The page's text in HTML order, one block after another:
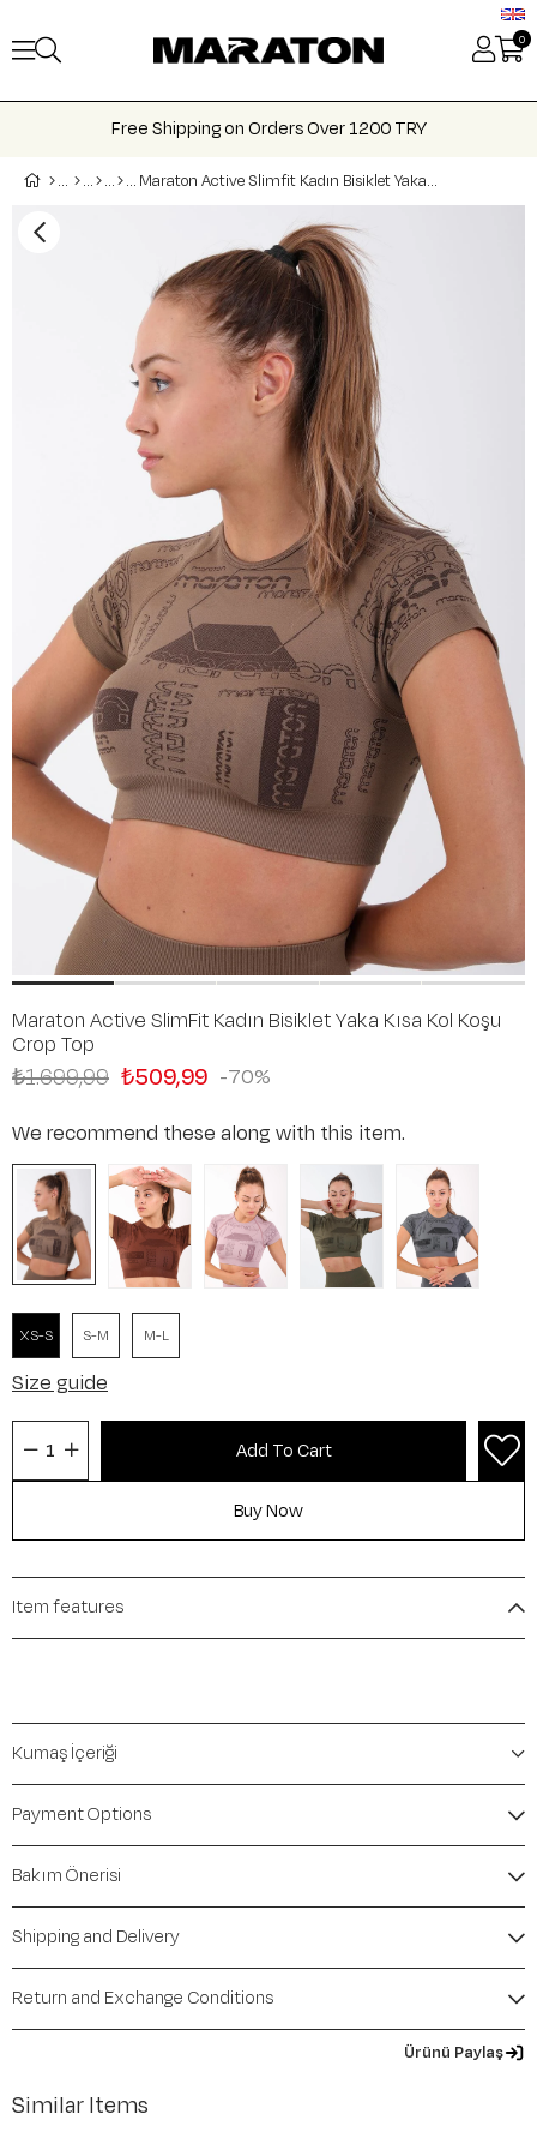
0
Free Shipping on Orders Over 1200 TRY
Maraton Active Slimfit Kadın Bisiklet Yaka Kısa Kol Koşu Crop Top 811037
Maraton Active SlimFit Kadın Bisiklet Yaka Kısa Kol Koşu
Crop Top
70
₺1.699,99 ₺509,99
We recommend these along with this item.
XS-S S-M M-L
Size guide
Item features
Kumaş İçeriği
Payment Options
Bakım Önerisi
Shipping and Delivery
Return and Exchange Conditions
Ürünü Paylaş
Similar Items